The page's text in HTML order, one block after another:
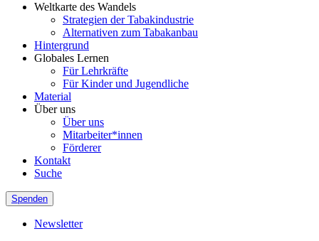
Weltkarte des Wandels
Strategien der Tabakindustrie
Alternativen zum Tabakanbau
Hintergrund
Globales Lernen
Für Lehrkräfte
Für Kinder und Jugendliche
Material
Über uns
Über uns
Mitarbeiter*innen
Förderer
Kontakt
Suche
Spenden
Newsletter